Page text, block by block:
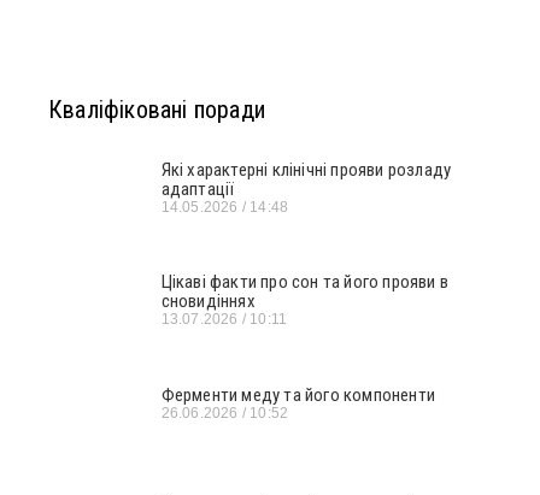
Кваліфіковані поради
Які характерні клінічні прояви розладу
адаптації
14.05.2026 14:48
Цікаві факти про сон та його прояви в
сновидіннях
13.07.2026 10:11
Ферменти меду та його компоненти
26.06.2026 10:52